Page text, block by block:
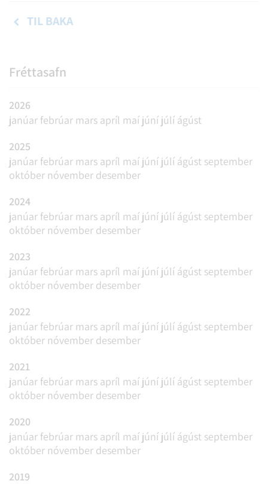
TIL BAKA
Fréttasafn
2026
janúar febrúar mars apríl maí júní júlí ágúst
2025
janúar febrúar mars apríl maí júní júlí ágúst september
október nóvember desember
2024
janúar febrúar mars apríl maí júní júlí ágúst september
október nóvember desember
2023
janúar febrúar mars apríl maí júní júlí ágúst september
október nóvember desember
2022
janúar febrúar mars apríl maí júní júlí ágúst september
október nóvember desember
2021
janúar febrúar mars apríl maí júní júlí ágúst september
október nóvember desember
2020
janúar febrúar mars apríl maí júní júlí ágúst september
október nóvember desember
2019